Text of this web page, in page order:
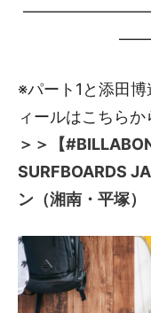
※パート1と添田
ィールはこちらか
＞＞【
SURFBOARDS
ン（湘南・平塚）